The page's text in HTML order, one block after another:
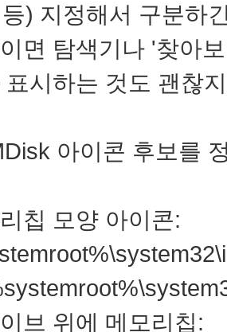
) 지정해서 구분하
면 탐색기나 '찾아
표시하는 것도 괜찮
아이콘 후보를
칩 모양 아이콘:
브 위에 메모리칩: